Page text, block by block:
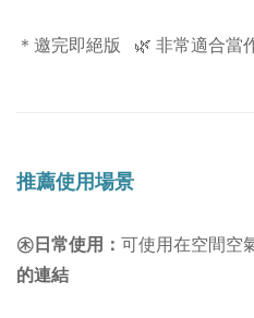
＊邀完即絕版 🌿 非常適合當
推薦使用場景
㊍日常使用： 可使用在空間空
的連結